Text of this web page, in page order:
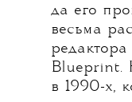
да его
весьма
редактора
Blueprint.
в 1990-х,